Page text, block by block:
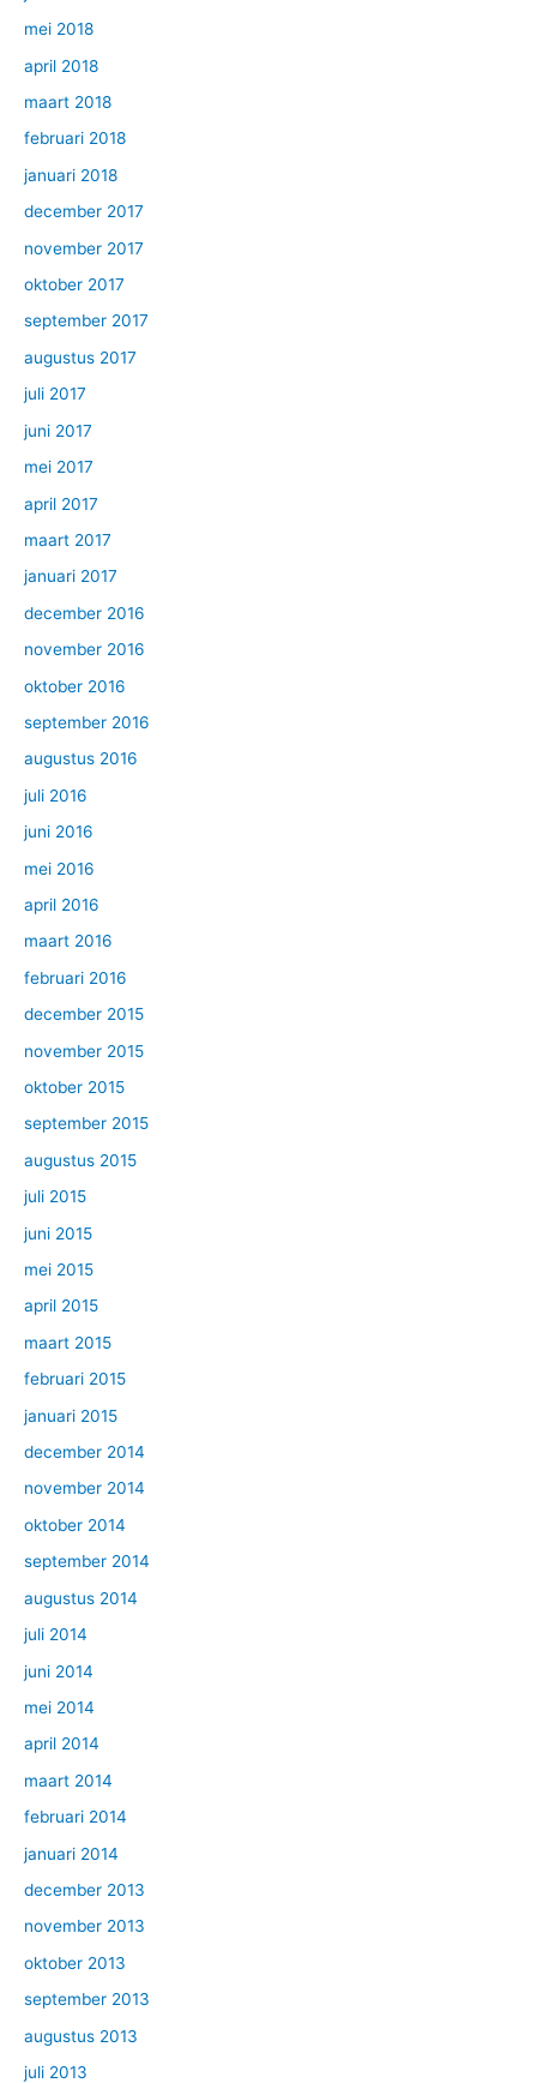
mei 2018
april 2018
maart 2018
februari 2018
januari 2018
december 2017
november 2017
oktober 2017
september 2017
augustus 2017
juli 2017
juni 2017
mei 2017
april 2017
maart 2017
januari 2017
december 2016
november 2016
oktober 2016
september 2016
augustus 2016
juli 2016
juni 2016
mei 2016
april 2016
maart 2016
februari 2016
december 2015
november 2015
oktober 2015
september 2015
augustus 2015
juli 2015
juni 2015
mei 2015
april 2015
maart 2015
februari 2015
januari 2015
december 2014
november 2014
oktober 2014
september 2014
augustus 2014
juli 2014
juni 2014
mei 2014
april 2014
maart 2014
februari 2014
januari 2014
december 2013
november 2013
oktober 2013
september 2013
augustus 2013
juli 2013